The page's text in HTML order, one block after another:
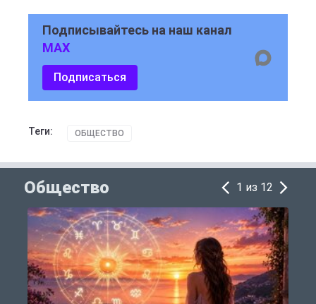
Подписывайтесь на наш канал
MAX
Подписаться
Теги: ОБЩЕСТВО
Общество 1 из 12